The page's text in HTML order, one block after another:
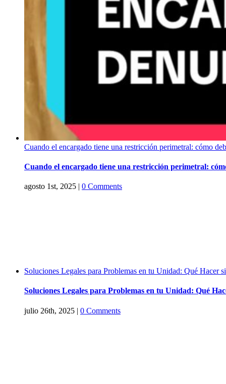
Cuando el encargado tiene una restricción perimetral: cómo
Cuando el encargado tiene una restricción perimetral:
agosto 1st, 2025 | 0 Comments
Soluciones Legales para Problemas en tu Unidad: Qué Hacer
Soluciones Legales para Problemas en tu Unidad: Qué
julio 26th, 2025 | 0 Comments